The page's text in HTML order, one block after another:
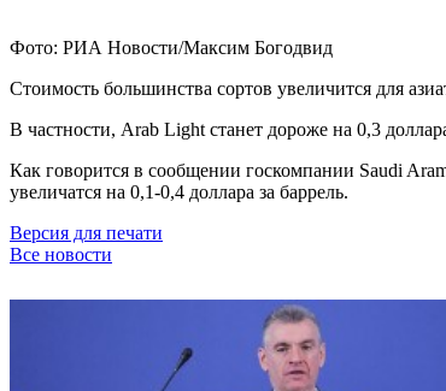
Фото: РИА Новости/Максим Богодвид
Стоимость большинства сортов увеличится для
В частности, Arab Light станет дороже на 0,3
Как говорится в сообщении госкомпании Saudi
увеличатся на 0,1-0,4 доллара за баррель.
Версия для печати
Все новости